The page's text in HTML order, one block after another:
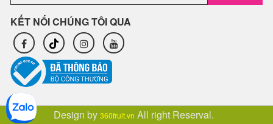
KẾT NỐI CHÚNG TÔI QUA
Design by 360fruit.vn All right Reserval.